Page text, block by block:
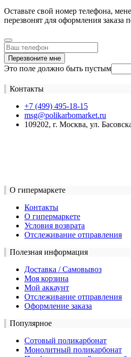
Оставьте свой номер телефона,
перезвонят для оформления заказа
Перезвоните мне
Это поле должно быть пустым
Контакты
+7 (499) 495-18-15
msg@polikarbomarket.ru
109202, г. Москва, ул.
О гипермаркете
Контакты
О гипермаркете
Условия возврата
Отслеживание отправления
Полезная информация
Доставка / Самовывоз
Моя корзина
Мой аккаунт
Отслеживание отправления
Оформление заказа
Популярное
Сотовый поликарбонат
Монолитный поликарбонат